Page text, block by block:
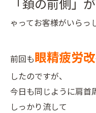
ゃってお客様がいらっ
前回も眼精疲労
したのですが、
今日も同じように肩首
しっかり流して